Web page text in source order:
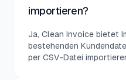
importieren?
Ja, Clean Invoice bietet
bestehenden
per CSV-Datei